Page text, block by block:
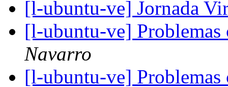
[l-ubuntu-ve] Jornada
[l-ubuntu-ve]
Navarro
[l-ubuntu-ve]